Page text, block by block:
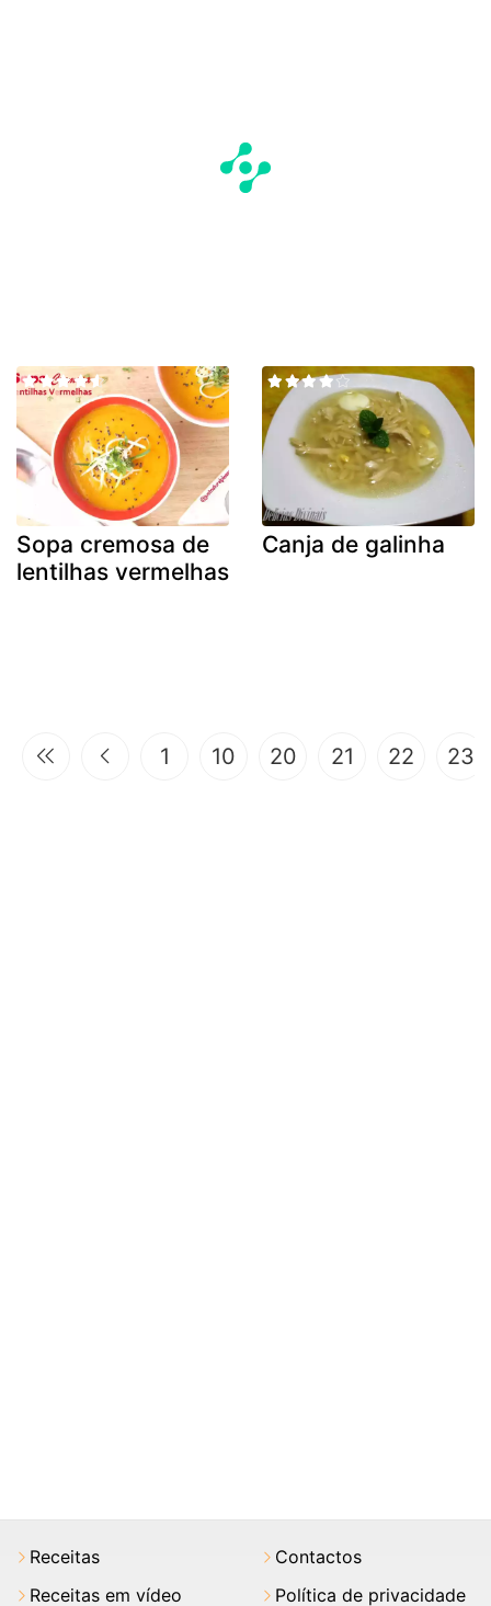
Sopa cremosa de
lentilhas vermelhas
Canja de galinha
1 10 20 21 22 23
Receitas
Receitas em vídeo
Contactos
Política de privacidade